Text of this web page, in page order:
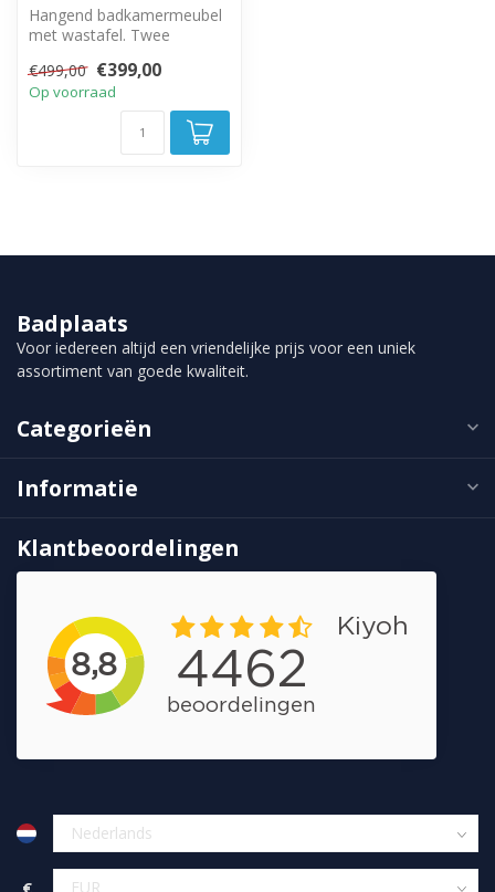
Hangend badkamermeubel
met wastafel. Twee
close sluitin...
€499,00 €399,00
Op voorraad
Badplaats
Voor iedereen altijd een vriendelijke prijs voor een uniek
assortiment van goede kwaliteit.
Categorieën
Informatie
Klantbeoordelingen
€